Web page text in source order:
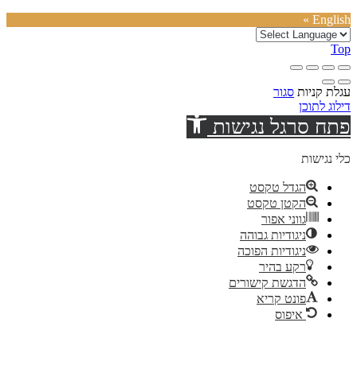
English »
Top
עגלת קניות סגור
דילוג לתוכן
פתח סרגל נגישות
כלי נגישות
הגדל טקסט
הקטן טקסט
גווני אפור
ניגודיות גבוהה
ניגודיות הפוכה
רקע בהיר
הדגשת קישורים
פונט קריא
איפוס